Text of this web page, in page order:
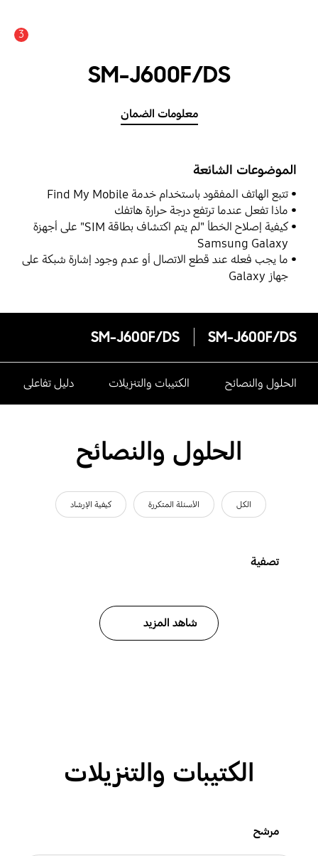
3
SM-J600F/DS
معلومات الضمان
الموضوعات الشائعة
تتبع الهاتف المفقود باستخدام خدمة Find My Mobile
ماذا تفعل عندما ترتفع درجة حرارة هاتفك
كيفية إصلاح الخطأ "لم يتم اكتشاف بطاقة SIM" على أجهزة
Samsung Galaxy
ما يجب فعله عند قطع الاتصال أو عدم وجود إشارة شبكة على
جهاز Galaxy
SM-J600F/DS
SM-J600F/DS
الحلول والنصائح الكتيبات والتنزيلات دليل تفاعلى
الحلول والنصائح
الكل الأسئلة المتكررة كيفية الإرشاد
تصفية
شاهد المزيد
الكتيبات والتنزيلات
مرشح